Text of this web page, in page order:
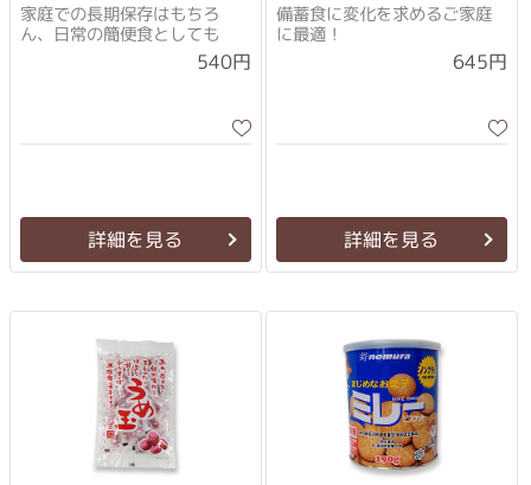
家庭での長期保存はもちろ
ん、日常の簡便食としても
540円
詳細を見る
備蓄食に変化を求めるご家庭
に最適！
645円
詳細を見る